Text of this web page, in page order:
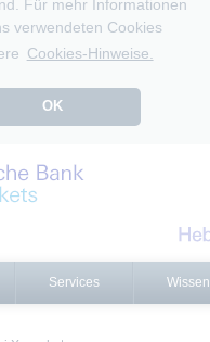
Für mehr Informationen
verwendeten Cookies
Cookies-Hinweise.
OK
Services Wissen